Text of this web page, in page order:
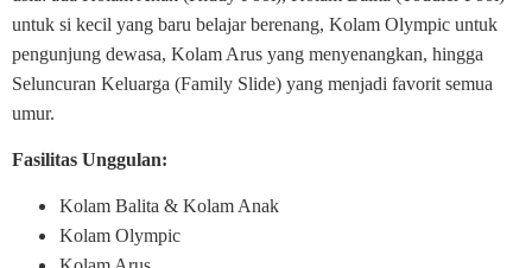
untuk si kecil yang baru belajar berenang, Kolam Olympic untuk
pengunjung dewasa, Kolam Arus yang menyenangkan, hingga
Seluncuran Keluarga (Family Slide) yang menjadi favorit semua
umur.
Fasilitas Unggulan:
Kolam Balita & Kolam Anak
Kolam Olympic